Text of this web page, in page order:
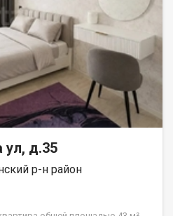
ул, д.35
р-н район